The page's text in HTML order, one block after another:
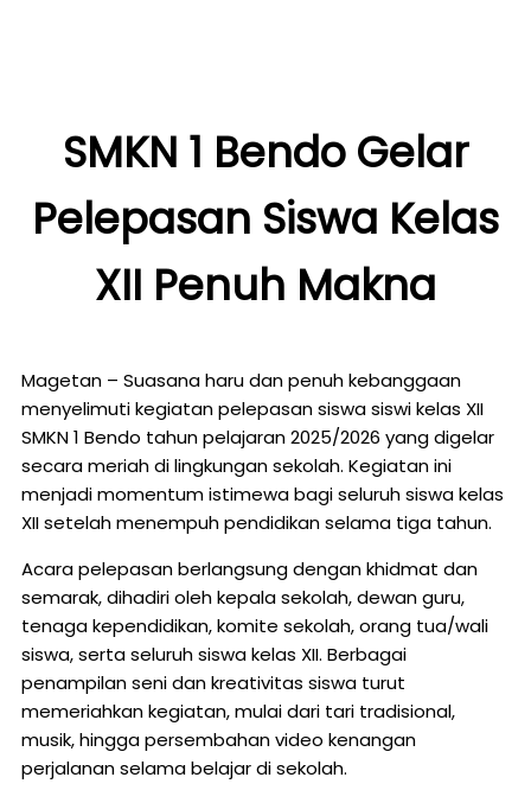
SMKN 1 Bendo Gelar
Pelepasan Siswa Kelas
XII Penuh Makna
Magetan – Suasana haru dan penuh kebanggaan
menyelimuti kegiatan pelepasan siswa siswi kelas XII
SMKN 1 Bendo tahun pelajaran 2025/2026 yang digelar
secara meriah di lingkungan sekolah. Kegiatan ini
menjadi momentum istimewa bagi seluruh siswa kelas
XII setelah menempuh pendidikan selama tiga tahun.
Acara pelepasan berlangsung dengan khidmat dan
semarak, dihadiri oleh kepala sekolah, dewan guru,
tenaga kependidikan, komite sekolah, orang tua/wali
siswa, serta seluruh siswa kelas XII. Berbagai
penampilan seni dan kreativitas siswa turut
memeriahkan kegiatan, mulai dari tari tradisional,
musik, hingga persembahan video kenangan
perjalanan selama belajar di sekolah.